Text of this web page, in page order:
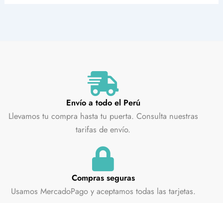
Envío a todo el Perú
Llevamos tu compra hasta tu puerta. Consulta nuestras
tarifas de envío.
Compras seguras
Usamos MercadoPago y aceptamos todas las tarjetas.